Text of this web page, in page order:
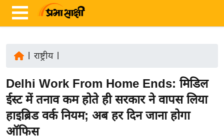
ज़ा
ख
ब
र
राष्ट्रीय|
Delhi Work From Home Ends: मिडिल
ईस्ट में तनाव कम होते ही सरकार ने वापस लिया
हाइब्रिड वर्क नियम; अब हर दिन जाना होगा
ऑफिस